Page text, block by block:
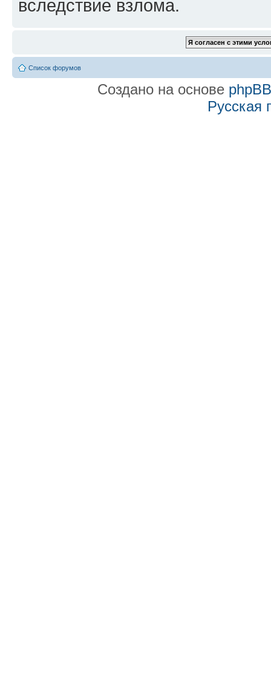
вследствие взлома.
Список форумов
Создано на основе phpBB
Русская